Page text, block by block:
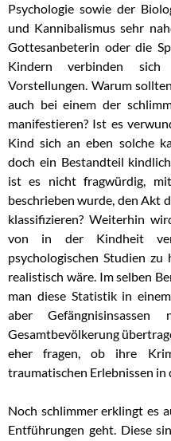
Psychologie sowie der
und Kannibalismus sehr
Gottesanbeterin oder die
Kindern verbinden sich
Vorstellungen. Warum
auch bei einem der
manifestieren? Ist es
Kind sich an eben solche
doch ein Bestandteil
ist es nicht fragwürdig,
beschrieben wurde, den Akt
klassifizieren? Weiterhin
von in der Kindheit
psychologischen Studien
realistisch wäre. Im selben
man diese Statistik in
aber
Gesamtbevölkerung
eher fragen, ob ihre
traumatischen Erlebnissen
Noch schlimmer erklingt es
Entführungen geht. Diese